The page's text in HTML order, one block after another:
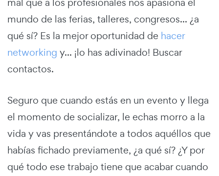
mundo de las ferias, talleres, congresos... ¿a
qué sí? Es la mejor oportunidad de hacer
networking y... ¡lo has adivinado! Buscar
contactos.
Seguro que cuando estás en un evento y llega
el momento de socializar, le echas morro a la
vida y vas presentándote a todos aquéllos que
habías fichado previamente, ¿a qué sí? ¿Y por
qué todo ese trabajo tiene que acabar cuando